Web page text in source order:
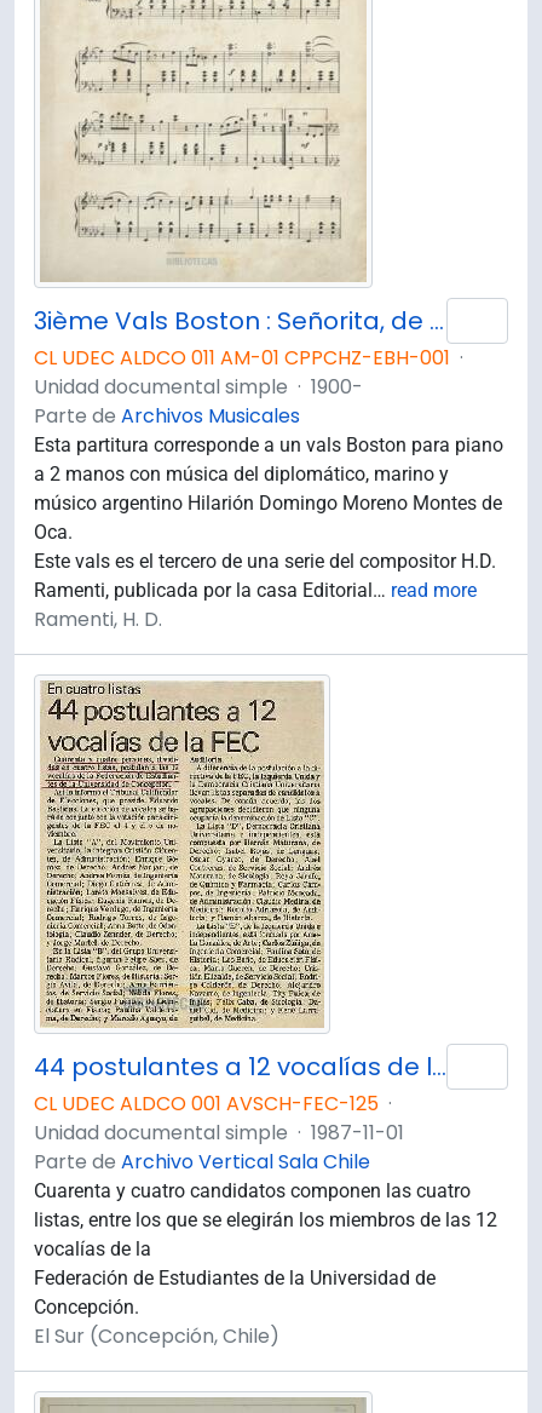
3ième Vals Boston : Señorita, de H.D. Ramenti
CL UDEC ALDCO 011 AM-01 CPPCHZ-EBH-001 ·
Unidad documental simple · 1900-
Parte de Archivos Musicales
Esta partitura corresponde a un vals Boston para piano
a 2 manos con música del diplomático, marino y
músico argentino Hilarión Domingo Moreno Montes de
Oca.
Este vals es el tercero de una serie del compositor H.D.
Ramenti, publicada por la casa Editorial… read more
Ramenti, H. D.
44 postulantes a 12 vocalías de la FEC
CL UDEC ALDCO 001 AVSCH-FEC-125 ·
Unidad documental simple · 1987-11-01
Parte de Archivo Vertical Sala Chile
Cuarenta y cuatro candidatos componen las cuatro
listas, entre los que se elegirán los miembros de las 12
vocalías de la
Federación de Estudiantes de la Universidad de
Concepción.
El Sur (Concepción, Chile)